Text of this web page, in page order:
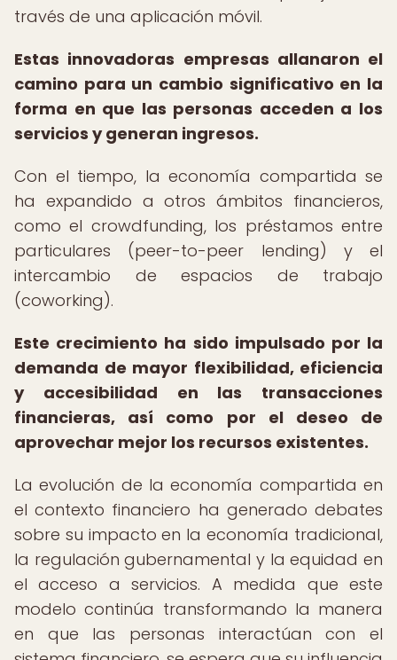
través de una aplicación móvil.
Estas innovadoras empresas allanaron el
camino para un cambio significativo en la
forma en que las personas acceden a los
servicios y generan ingresos.
Con el tiempo, la economía compartida se
ha expandido a otros ámbitos financieros,
como el crowdfunding, los préstamos entre
particulares (peer-to-peer lending) y el
intercambio de espacios de trabajo
(coworking).
Este crecimiento ha sido impulsado por la
demanda de mayor flexibilidad, eficiencia
y accesibilidad en las transacciones
financieras, así como por el deseo de
aprovechar mejor los recursos existentes.
La evolución de la economía compartida en
el contexto financiero ha generado debates
sobre su impacto en la economía tradicional,
la regulación gubernamental y la equidad en
el acceso a servicios. A medida que este
modelo continúa transformando la manera
en que las personas interactúan con el